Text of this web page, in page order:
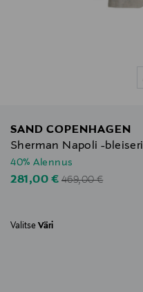
SAND COPENHAGEN
Sherman Napoli -bleiseri
40% Alennus
Discounted Price
281,00 €Original Price
469,00 €
Valitse Väri